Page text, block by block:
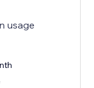
usage